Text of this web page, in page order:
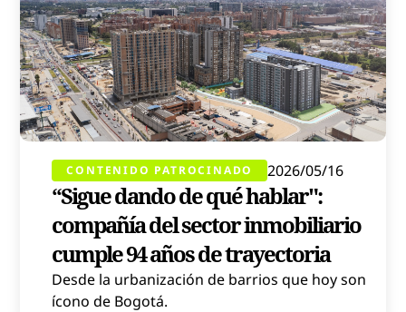
CONTENIDO PATROCINADO 2026/05/16
“Sigue dando de qué hablar":
compañía del sector inmobiliario
cumple 94 años de trayectoria
Desde la urbanización de barrios que hoy son
ícono de Bogotá.